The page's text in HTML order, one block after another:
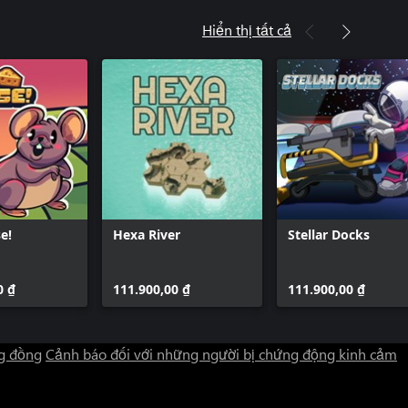
Hiển thị tất cả
₫
Hexa River
111.900,00 ₫
Stellar Docks
111.900,00 ₫
đồng Cảnh báo đối với những người bị chứng động kinh cảm